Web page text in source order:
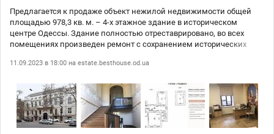
Предлагается к продаже объект нежилой недвижимости общей
площадью 978,3 кв. м. – 4-х этажное здание в историческом
центре Одессы. Здание полностью отреставрировано, во всех
помещениях произведен ремонт с сохранением исторических
вход. Документы - нежилое помещение офиса. Тип здания:
неоренессанс, «египетский стиль». Архитектор: М. И. Линецкий.
Дата строительства: 1905г. Дизель-генератор (в
шумопоглощающем корпусе) – 110 кВа/88 кВт (резервное
электроснабжение) + АВР (автоматическое включение резерва)
11.09.2023 в 18:00 на estate.besthouse.od.ua